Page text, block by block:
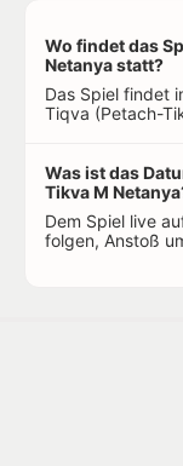
Wo findet das
Netanya statt?
Das Spiel findet
Tiqva (Petach-
Was ist das
Tikva M
Dem Spiel live
folgen, Anstoß